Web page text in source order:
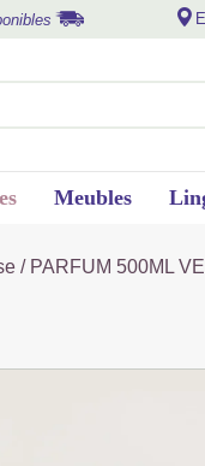
Meubles
/ PARFUM 500ML